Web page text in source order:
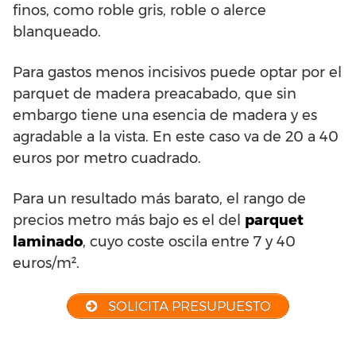
finos, como roble gris, roble o alerce
blanqueado.
Para gastos menos incisivos puede optar por el
parquet de madera preacabado, que sin
embargo tiene una esencia de madera y es
agradable a la vista. En este caso va de 20 a 40
euros por metro cuadrado.
Para un resultado más barato, el rango de
precios metro más bajo es el del parquet
laminado, cuyo coste oscila entre 7 y 40
euros/m².
SOLICITA PRESUPUESTO